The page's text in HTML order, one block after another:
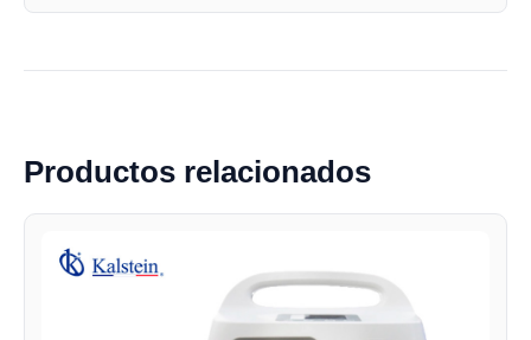
Productos relacionados